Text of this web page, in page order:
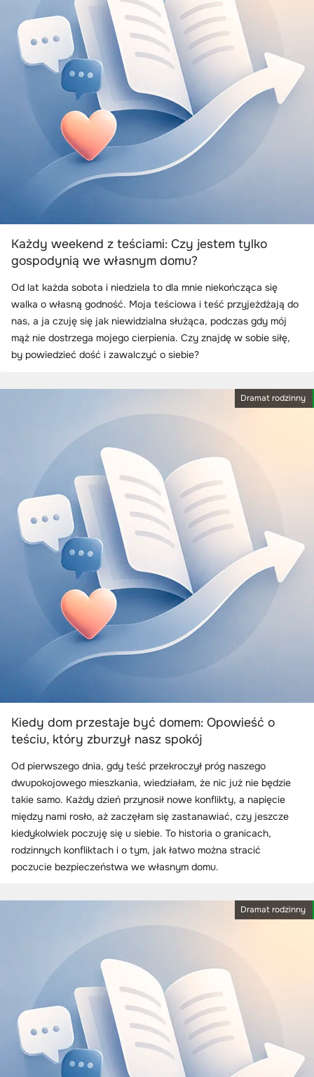
Każdy weekend z teściami: Czy jestem tylko
gospodynią we własnym domu?
Od lat każda sobota i niedziela to dla mnie niekończąca się
walka o własną godność. Moja teściowa i teść przyjeżdżają do
nas, a ja czuję się jak niewidzialna służąca, podczas gdy mój
mąż nie dostrzega mojego cierpienia. Czy znajdę w sobie siłę,
by powiedzieć dość i zawalczyć o siebie?
Dramat rodzinny
Kiedy dom przestaje być domem: Opowieść o
teściu, który zburzył nasz spokój
Od pierwszego dnia, gdy teść przekroczył próg naszego
dwupokojowego mieszkania, wiedziałam, że nic już nie będzie
takie samo. Każdy dzień przynosił nowe konflikty, a napięcie
między nami rosło, aż zaczęłam się zastanawiać, czy jeszcze
kiedykolwiek poczuję się u siebie. To historia o granicach,
rodzinnych konfliktach i o tym, jak łatwo można stracić
poczucie bezpieczeństwa we własnym domu.
Dramat rodzinny